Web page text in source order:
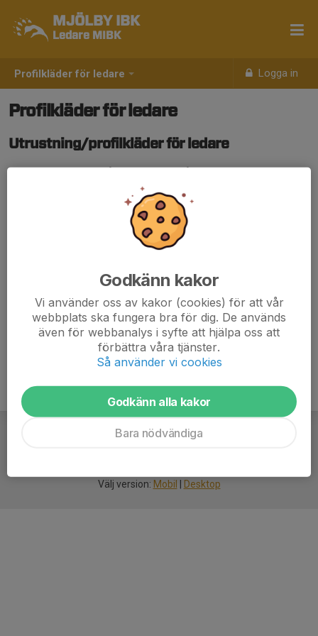
Profilkläder för ledare Logga in
MJÖLBY IBK
Ledare MIBK
Profilkläder för ledare
Utrustning/profilkläder för ledare
Ledare har varje år möjlighet att få en pikétröja, väska eller
ryggsäck. Detta beställs på Intersport i Mjölby, märks upp
med Mjölby IBK vid kassan (finns lista i pärm).
Andra året som ledare (och därefter var tredje år) kan
ledare hämta ut en föreningsoverall utan kostnad.
Annat material som behövs för träning och match hanteras
Välj version: Mobil Desktop
Godkänn kakor
Vi använder oss av kakor (cookies) för att vår
webbplats ska fungera bra för dig. De används
även för webbanalys i syfte att hjälpa oss att
förbättra våra tjänster.
Så använder vi cookies
Godkänn alla kakor
Bara nödvändiga